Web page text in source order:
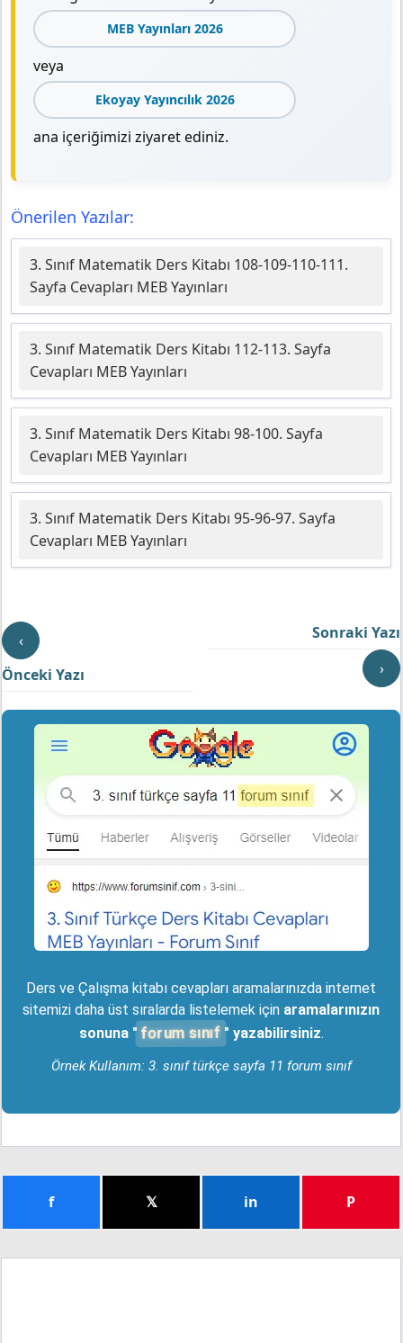
MEB Yayınları 2026
veya
Ekoyay Yayıncılık 2026
ana içeriğimizi ziyaret ediniz.
Önerilen Yazılar:
3. Sınıf Matematik Ders Kitabı 108-109-110-111.
Sayfa Cevapları MEB Yayınları
3. Sınıf Matematik Ders Kitabı 112-113. Sayfa
Cevapları MEB Yayınları
3. Sınıf Matematik Ders Kitabı 98-100. Sayfa
Cevapları MEB Yayınları
3. Sınıf Matematik Ders Kitabı 95-96-97. Sayfa
Cevapları MEB Yayınları
‹
Önceki Yazı
Sonraki Yazı
›
Ders ve Çalışma kitabı cevapları aramalarınızda internet
sitemizi daha üst sıralarda listelemek için aramalarınızın
sonuna " forum sınıf " yazabilirsiniz.
Örnek Kullanım: 3. sınıf türkçe sayfa 11 forum sınıf
f 𝕏 in P